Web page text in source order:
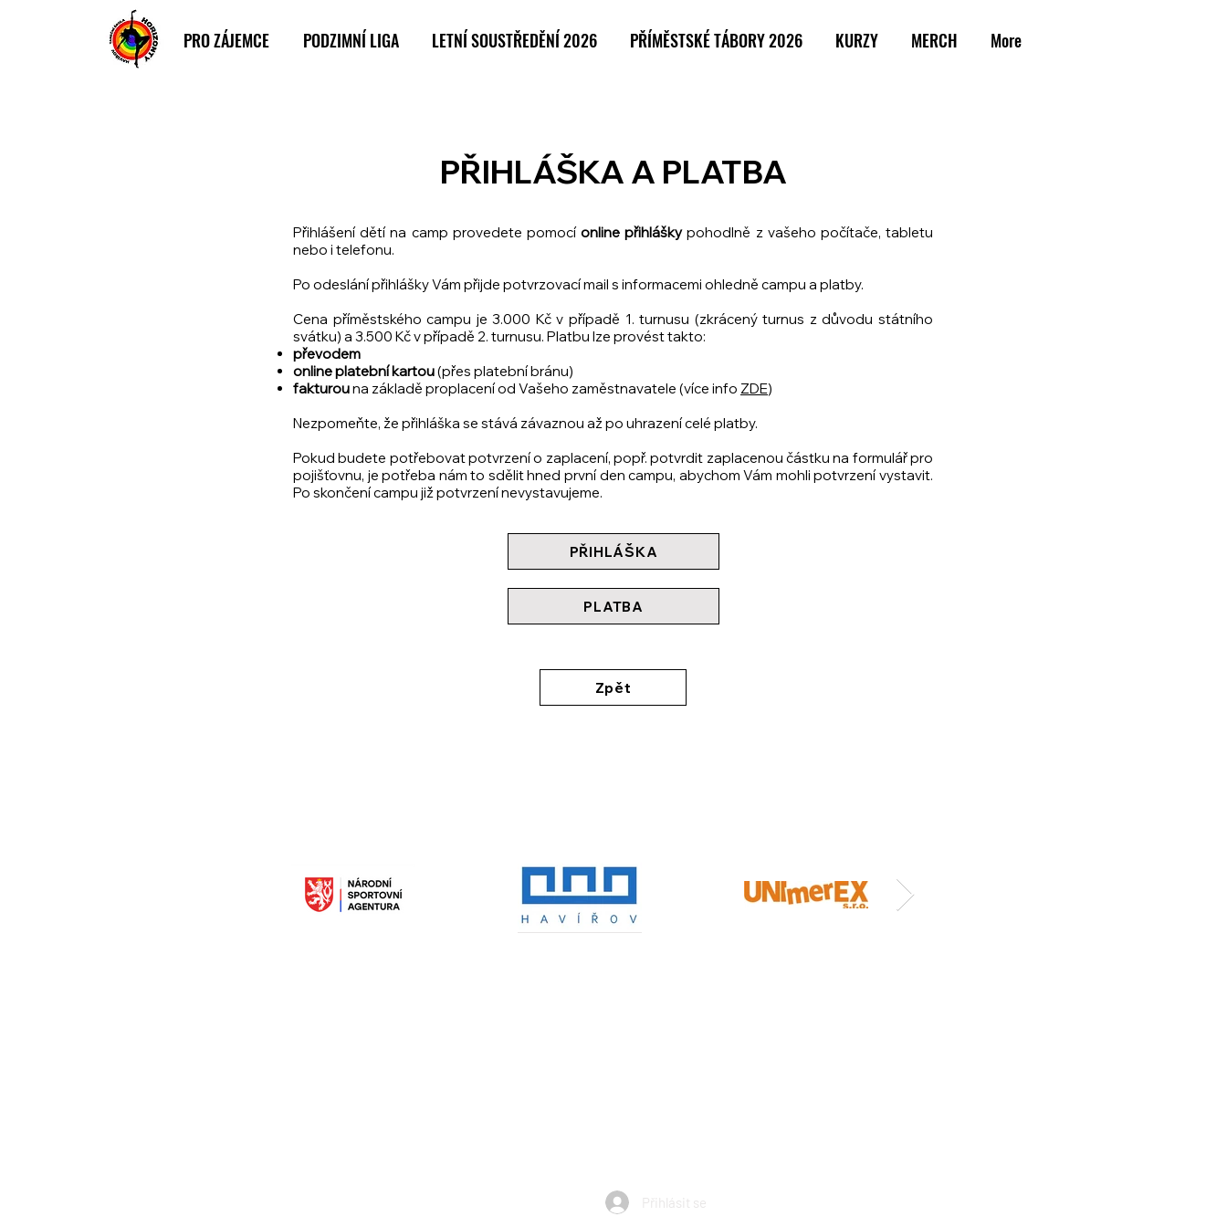
PRO ZÁJEMCE PODZIMNÍ LIGA LETNÍ SOUSTŘEDĚNÍ 2026 PŘÍMĚSTSKÉ TÁBORY 2026 KURZY MERCH More
PŘIHLÁŠKA A PLATBA
Přihlášení dětí na camp provedete pomocí online přihláškypohodlně z vašeho počítače, tabletu
nebo i telefonu.
Po odeslání přihlášky Vám přijde potvrzovací mail s informacemi ohledně campu a platby.
Cena příměstského campu je 3.000 Kč v případě 1. turnusu (zkrácený turnus z důvodu státního
svátku) a 3.500 Kč v případě 2. turnusu. Platbu lze provést takto:
převodem
online platební kartou(přes platební bránu)
fakturouna základě proplacení od Vašeho zaměstnavatele (více info ZDE)
Nezpomeňte, že přihláška se stává závaznou až po uhrazení celé platby.
Pokud budete potřebovat potvrzení o zaplacení, popř. potvrdit zaplacenou částku na formulář pro
pojišťovnu, je potřeba nám to sdělit hned první den campu, abychom Vám mohli potvrzení vystavit.
Po skončení campu již potvrzení nevystavujeme.
PŘIHLÁŠKA
PLATBA
Zpět
Přihlásit se